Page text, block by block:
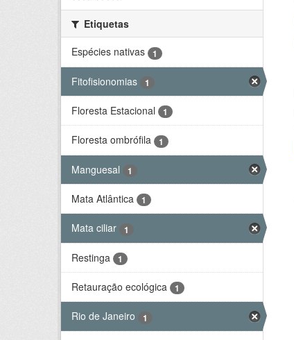
Etiquetas
Espécies nativas
1
Fitofisionomias 1
Floresta Estacional 1
Floresta ombrófila 1
Manguesal 1
Mata Atlântica 1
Mata ciliar 1
Restinga 1
Retauração ecológica 1
Rio de Janeiro 1